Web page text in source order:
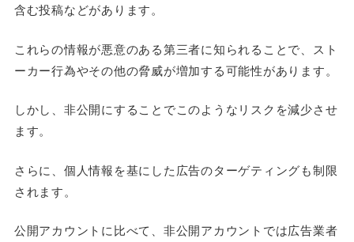
含む投稿などがあります。
これらの情報が悪意のある第三者に知られることで、スト
ーカー行為やその他の脅威が増加する可能性があります。
しかし、非公開にすることでこのようなリスクを減少させ
ます。
さらに、個人情報を基にした広告のターゲティングも制限
されます。
公開アカウントに比べて、非公開アカウントでは広告業者